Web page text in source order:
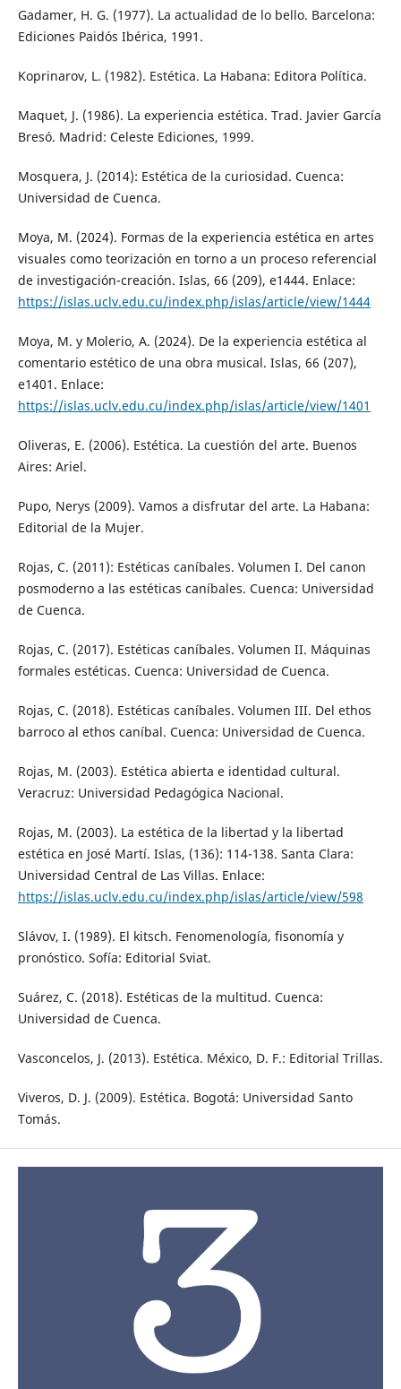
Gadamer, H. G. (1977). La actualidad de lo bello. Barcelona:
Ediciones Paidós Ibérica, 1991.
Koprinarov, L. (1982). Estética. La Habana: Editora Política.
Maquet, J. (1986). La experiencia estética. Trad. Javier García
Bresó. Madrid: Celeste Ediciones, 1999.
Mosquera, J. (2014): Estética de la curiosidad. Cuenca:
Universidad de Cuenca.
Moya, M. (2024). Formas de la experiencia estética en artes
visuales como teorización en torno a un proceso referencial
de investigación-creación. Islas, 66 (209), e1444. Enlace:
https://islas.uclv.edu.cu/index.php/islas/article/view/1444
Moya, M. y Molerio, A. (2024). De la experiencia estética al
comentario estético de una obra musical. Islas, 66 (207),
e1401. Enlace:
https://islas.uclv.edu.cu/index.php/islas/article/view/1401
Oliveras, E. (2006). Estética. La cuestión del arte. Buenos
Aires: Ariel.
Pupo, Nerys (2009). Vamos a disfrutar del arte. La Habana:
Editorial de la Mujer.
Rojas, C. (2011): Estéticas caníbales. Volumen I. Del canon
posmoderno a las estéticas caníbales. Cuenca: Universidad
de Cuenca.
Rojas, C. (2017). Estéticas caníbales. Volumen II. Máquinas
formales estéticas. Cuenca: Universidad de Cuenca.
Rojas, C. (2018). Estéticas caníbales. Volumen III. Del ethos
barroco al ethos caníbal. Cuenca: Universidad de Cuenca.
Rojas, M. (2003). Estética abierta e identidad cultural.
Veracruz: Universidad Pedagógica Nacional.
Rojas, M. (2003). La estética de la libertad y la libertad
estética en José Martí. Islas, (136): 114-138. Santa Clara:
Universidad Central de Las Villas. Enlace:
https://islas.uclv.edu.cu/index.php/islas/article/view/598
Slávov, I. (1989). El kitsch. Fenomenología, fisonomía y
pronóstico. Sofía: Editorial Sviat.
Suárez, C. (2018). Estéticas de la multitud. Cuenca:
Universidad de Cuenca.
Vasconcelos, J. (2013). Estética. México, D. F.: Editorial Trillas.
Viveros, D. J. (2009). Estética. Bogotá: Universidad Santo
Tomás.